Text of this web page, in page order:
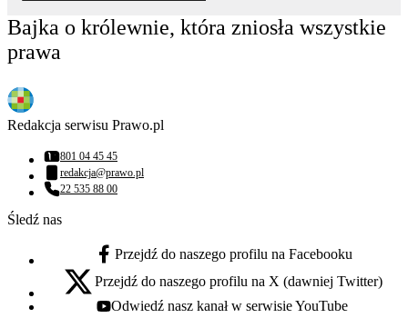
Bajka o królewnie, która zniosła wszystkie
prawa
Redakcja serwisu Prawo.pl
Numer telefonu:
801 04 45 45
Adres email:
redakcja@prawo.pl
Numer telefonu:
22 535 88 00
Śledź nas
facebook - otwiera się w nowej karcie
Przejdź do naszego profilu na Facebooku
x - otwiera się w nowej karcie
Przejdź do naszego profilu na X (dawniej Twitter)
youtube - otwiera się w nowej karcie
Odwiedź nasz kanał w serwisie YouTube